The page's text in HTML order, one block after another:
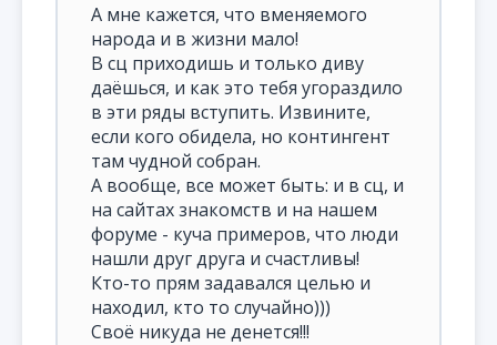
А мне кажется, что вменяемого
народа и в жизни мало!
В сц приходишь и только диву
даёшься, и как это тебя угораздило
в эти ряды вступить. Извините,
если кого обидела, но контингент
там чудной собран.
А вообще, все может быть: и в сц, и
на сайтах знакомств и на нашем
форуме - куча примеров, что люди
нашли друг друга и счастливы!
Кто-то прям задавался целью и
находил, кто то случайно)))
Своё никуда не денется!!!